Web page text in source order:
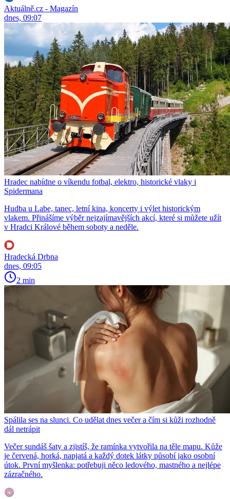
Aktuálně.cz - Magazín
dnes, 09:07
Hradec nabídne o víkendu fotbal, elektro, historické vlaky i
Spidermana
Hudba u Labe, tanec, letní kina, koncerty i výlet historickým
vlakem. Přinášíme výběr nejzajímavějších akcí, které si můžete užít
v Hradci Králové během soboty a neděle.
Hradecká Drbna
dnes, 09:05
2 min
Spálila ses na slunci. Co udělat dnes večer a čím si kůži rozhodně
dál netrápit
Večer sundáš šaty a zjistíš, že ramínka vytvořila na těle mapu. Kůže
je červená, horká, napjatá a každý dotek látky působí jako osobní
útok. První myšlenka: potřebuji něco ledového, mastného a nejlépe
zázračného.